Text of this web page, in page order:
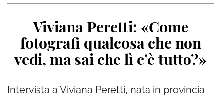
Viviana Peretti: «Come
fotografi qualcosa che non
vedi, ma sai che lì c’è tutto?»
Intervista a Viviana Peretti, nata in provincia